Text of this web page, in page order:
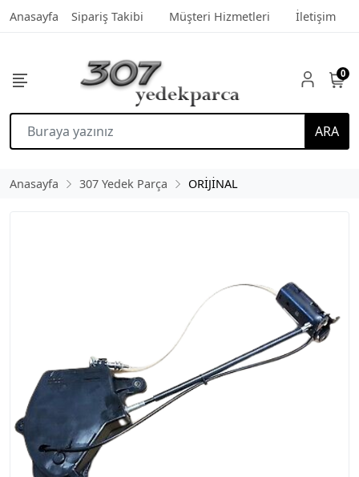
Anasayfa Sipariş Takibi Müşteri Hizmetleri İletişim
ARA
0
Anasayfa 307 Yedek Parça ORİJİNAL